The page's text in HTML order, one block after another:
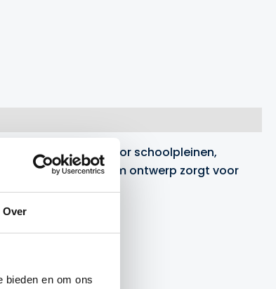
Over
bieden en om ons
de ideale keuze voor schoolpleinen,
gelaste aluminium ontwerp zorgt voor